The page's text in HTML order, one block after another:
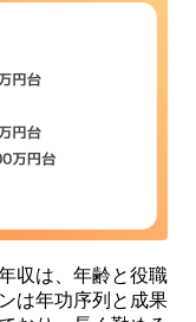
収は、年齢と役職
は年功序列と成果